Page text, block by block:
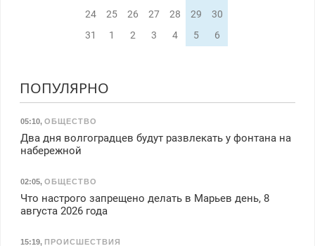
24
25 26 27 28 29
30
31
1 2 3 4 5 6
ПОПУЛЯРНО
05:10, ОБЩЕСТВО
Два дня волгоградцев будут развлекать у фонтана на
набережной
02:05, ОБЩЕСТВО
Что настрого запрещено делать в Марьев день, 8
августа 2026 года
15:19, ПРОИСШЕСТВИЯ